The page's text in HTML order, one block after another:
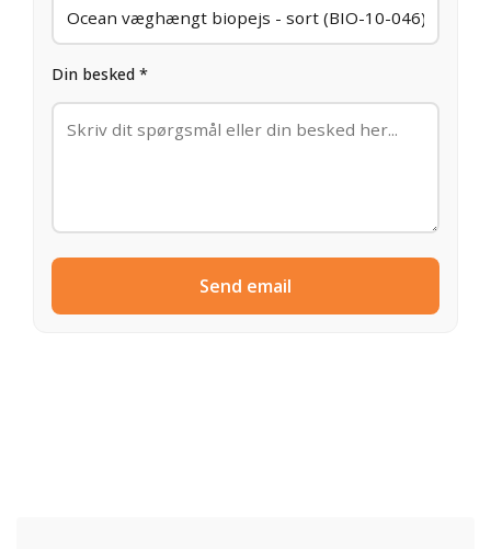
Din besked *
Send email